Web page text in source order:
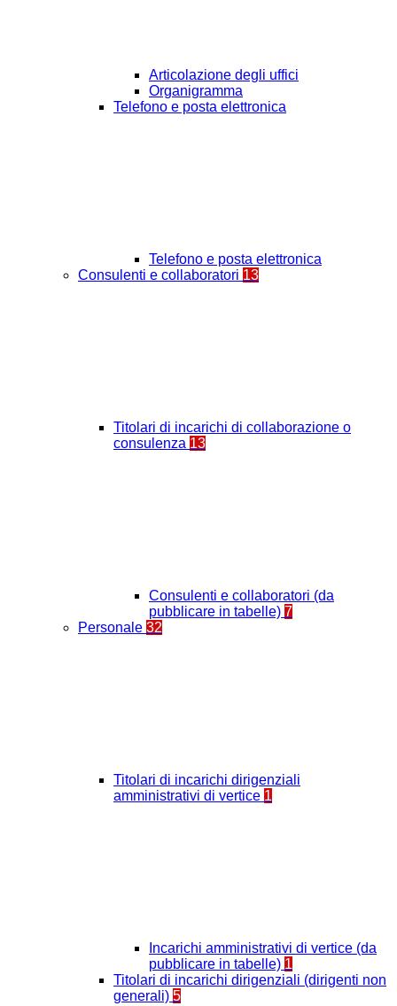
Articolazione degli uffici
Organigramma
Telefono e posta elettronica
Telefono e posta elettronica
Consulenti e collaboratori 13
Titolari di incarichi di collaborazione o
consulenza 13
Consulenti e collaboratori (da
pubblicare in tabelle) 7
Personale 32
Titolari di incarichi dirigenziali
amministrativi di vertice 1
Incarichi amministrativi di vertice (da
pubblicare in tabelle) 1
Titolari di incarichi dirigenziali (dirigenti non
generali) 5